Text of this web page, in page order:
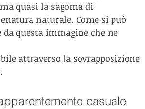
quasi la sagoma di
naturale. Come si può
da questa immagine che ne
attraverso la sovrapposizione
casuale